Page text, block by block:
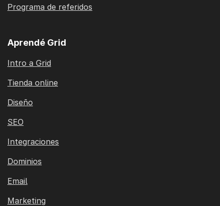
Programa de referidos
Aprendé Grid
Intro a Grid
Tienda online
Diseño
SEO
Integraciones
Dominios
Email
Marketing